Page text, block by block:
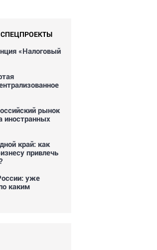
«Налоговый
рынок
иностранных
край: как
привлечь
уже
каким